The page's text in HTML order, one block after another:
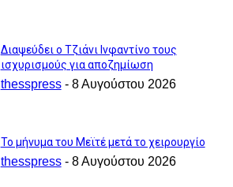
Διαψεύδει ο Τζιάνι Ινφαντίνο τους
ισχυρισμούς για αποζημίωση
thesspress - 8 Αυγούστου 2026
Το μήνυμα του Μεϊτέ μετά το χειρουργίο
thesspress - 8 Αυγούστου 2026